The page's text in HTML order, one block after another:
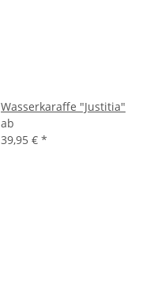
Wasserkaraffe "Justitia"
ab
39,95 € *